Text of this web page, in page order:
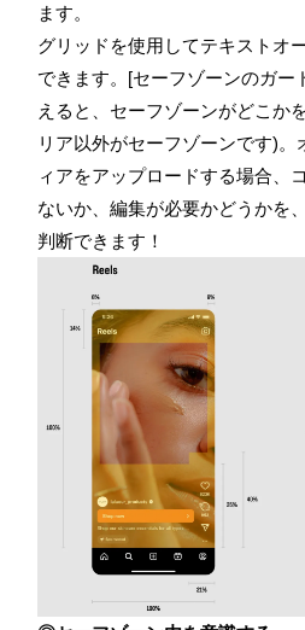
ます。
グリッドを使用してテキストオ
できます。[セーフゾーンのガー
えると、セーフゾーンがどこか
リア以外がセーフゾーンです)
ィアをアップロードする場合、
ないか、編集が必要かどうかを
判断できます！